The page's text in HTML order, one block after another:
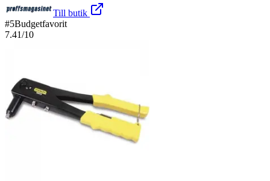
Till butik
#5Budgetfavorit
7.41/10